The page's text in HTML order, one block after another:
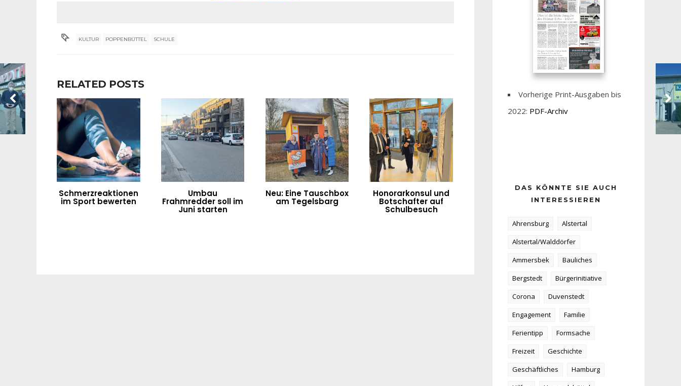
KULTUR POPPENBÜTTEL SCHULE
RELATED POSTS
Schmerzreaktionen
im Sport bewerten
Umbau
Frahmredder soll im
Juni starten
Neu: Eine Tauschbox
am Tegelsbarg
Honorarkonsul und
Botschafter auf
Schulbesuch
Vorherige Print-Ausgaben bis
2022: PDF-Archiv
DAS KÖNNTE SIE AUCH
INTERESSIEREN
Ahrensburg
Alstertal
Alstertal/Walddörfer
Ammersbek
Bauliches
Bergstedt
Bürgerinitiative
Corona
Duvenstedt
Engagement
Familie
Ferientipp
Formsache
Freizeit
Geschichte
Geschäftliches
Hamburg